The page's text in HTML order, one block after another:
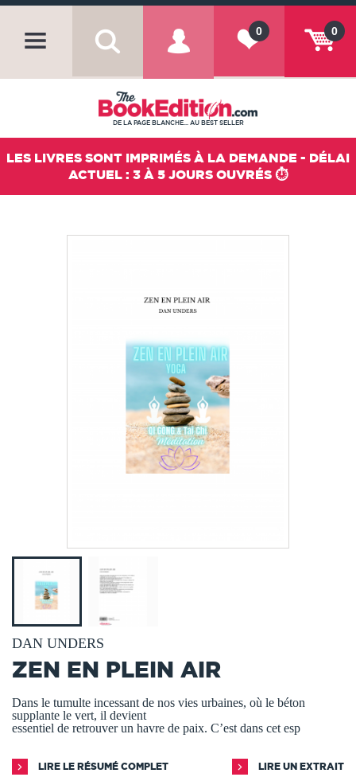
0
0
DE LA PAGE BLANCHE... AU BEST SELLER
LES LIVRES SONT IMPRIMÉS À LA DEMANDE - DÉLAI
ACTUEL : 3 À 5 JOURS OUVRÉS ⏱️
DAN UNDERS
ZEN EN PLEIN AIR
Dans le tumulte incessant de nos vies urbaines, où le béton
supplante le vert, il devient
essentiel de retrouver un havre de paix. C’est dans cet esp
LIRE LE RÉSUMÉ COMPLET LIRE UN EXTRAIT